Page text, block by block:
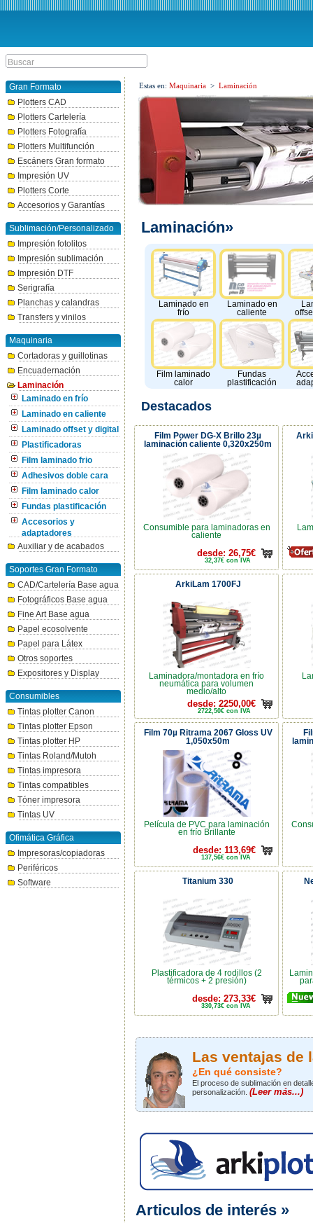
Gran Formato
Plotters CAD
Plotters Cartelería
Plotters Fotografía
Plotters Multifunción
Escáners Gran formato
Impresión UV
Plotters Corte
Accesorios y Garantías
Sublimación/Personalizado
Impresión fotolitos
Impresión sublimación
Impresión DTF
Serigrafía
Planchas y calandras
Transfers y vinilos
Maquinaria
Cortadoras y guillotinas
Encuadernación
Laminación
Laminado en frío
Laminado en caliente
Laminado offset y digital
Plastificadoras
Film laminado frio
Adhesivos doble cara
Film laminado calor
Fundas plastificación
Accesorios y
adaptadores
Auxiliar y de acabados
Soportes Gran Formato
CAD/Cartelería Base agua
Fotográficos Base agua
Fine Art Base agua
Papel ecosolvente
Papel para Látex
Otros soportes
Expositores y Display
Consumibles
Tintas plotter Canon
Tintas plotter Epson
Tintas plotter HP
Tintas Roland/Mutoh
Tintas impresora
Tintas compatibles
Tóner impresora
Tintas UV
Ofimática Gráfica
Impresoras/copiadoras
Periféricos
Software
Estas en: Maquinaria > Laminación
Laminación»
Laminado en
frío
Laminado en
caliente
Film laminado
calor
Fundas
plastificación
Destacados
Film Power DG-X Brillo 23µ
laminación caliente 0,320x250m
Consumible para laminadoras en
caliente
desde: 26,75€
32,37€ con IVA
ArkiLam 1700FJ
Laminadora/montadora en frío
neumática para volumen
medio/alto
desde: 2250,00€
2722,50€ con IVA
Film 70µ Ritrama 2067 Gloss UV
1,050x50m
Película de PVC para laminación
en frío Brillante
desde: 113,69€
137,56€ con IVA
Titanium 330
Plastificadora de 4 rodillos (2
térmicos + 2 presión)
desde: 273,33€
330,73€ con IVA
Las ventajas de
¿En qué consiste?
El proceso de sublimación en
personalización. (Leer más...)
Articulos de interés »